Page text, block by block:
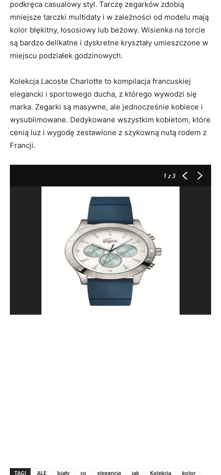
podkręca casualowy styl. Tarczę zegarków zdobią
mniejsze tarczki multidaty i w zależności od modelu mają
kolor błękitny, łososiowy lub beżowy. Wisienka na torcie
są bardzo delikatne i dyskretne kryształy umieszczone w
miejscu podziałek godzinowych.
Kolekcja Lacoste Charlotte to kompilacja francuskiej
elegancki i sportowego ducha, z którego wywodzi się
marka. Zegarki są masywne, ale jednocześnie kobiece i
wysublimowane. Dedykowane wszystkim kobietom, które
cenią luz i wygodę zestawione z szykowną nutą rodem z
Francji.
1z 3
TAGI ALE biały co elegancja jak Kolekcja kolor